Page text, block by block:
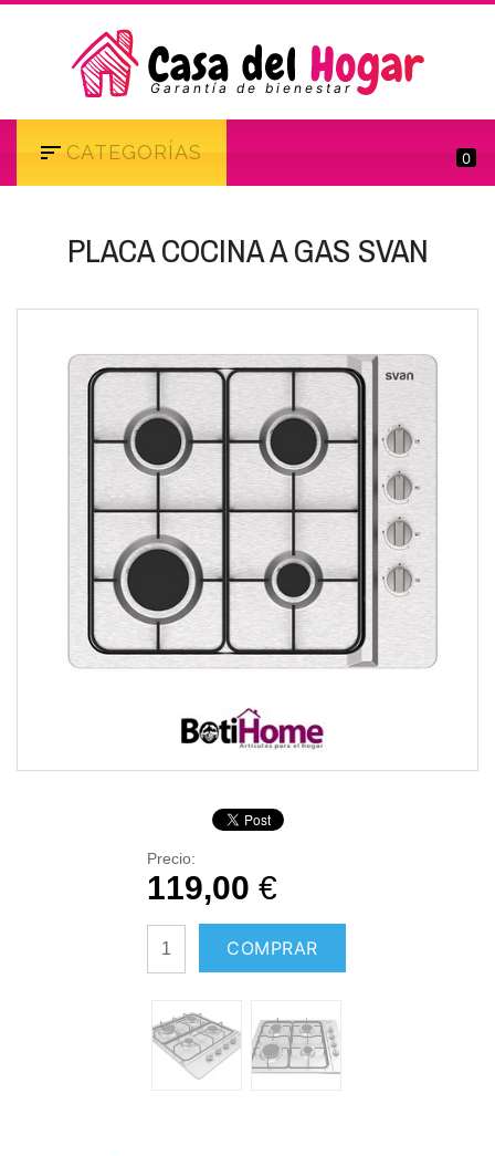
Garantía de bienestar
CATEGORÍAS 0
PLACA COCINA A GAS SVAN
Precio:
119,00 €
COMPRAR